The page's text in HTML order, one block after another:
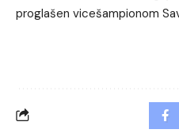
proglašen vicešampionom